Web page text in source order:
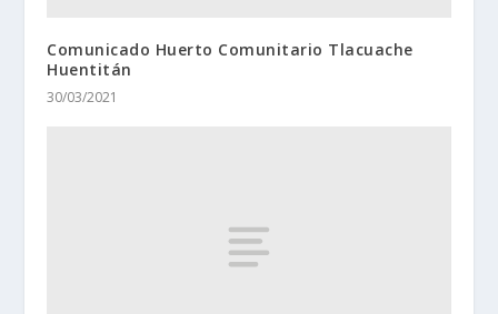
Comunicado Huerto Comunitario Tlacuache
Huentitán
30/03/2021